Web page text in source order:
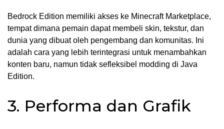
Bedrock Edition memiliki akses ke Minecraft Marketplace,
tempat dimana pemain dapat membeli skin, tekstur, dan
dunia yang dibuat oleh pengembang dan komunitas. Ini
adalah cara yang lebih terintegrasi untuk menambahkan
konten baru, namun tidak sefleksibel modding di Java
Edition.
3. Performa dan Grafik